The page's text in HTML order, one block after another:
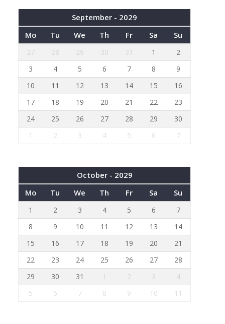
September - 2029
Mo
Tu We Th Fr Sa Su
27 28 29 30 31 1
2
3
4 5 6 7 8
9
10
11 12 13 14 15
16
17
18 19 20 21 22
23
24
25 26 27 28 29
30
1
2 3 4 5 6 7
October - 2029
Mo
Tu We Th Fr Sa Su
1 2 3 4 5 6
7
8
9 10 11 12 13
14
15
16 17 18 19 20
21
22
23 24 25 26 27
28
29
30 31 1 2 3
4
5
6 7 8 9 10 11